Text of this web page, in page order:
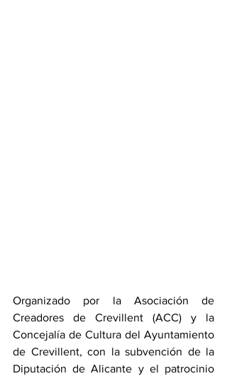
Organizado por la Asociación de
Creadores de Crevillent (ACC) y la
Concejalía de Cultura del Ayuntamiento
de Crevillent, con la subvención de la
Diputación de Alicante y el patrocinio